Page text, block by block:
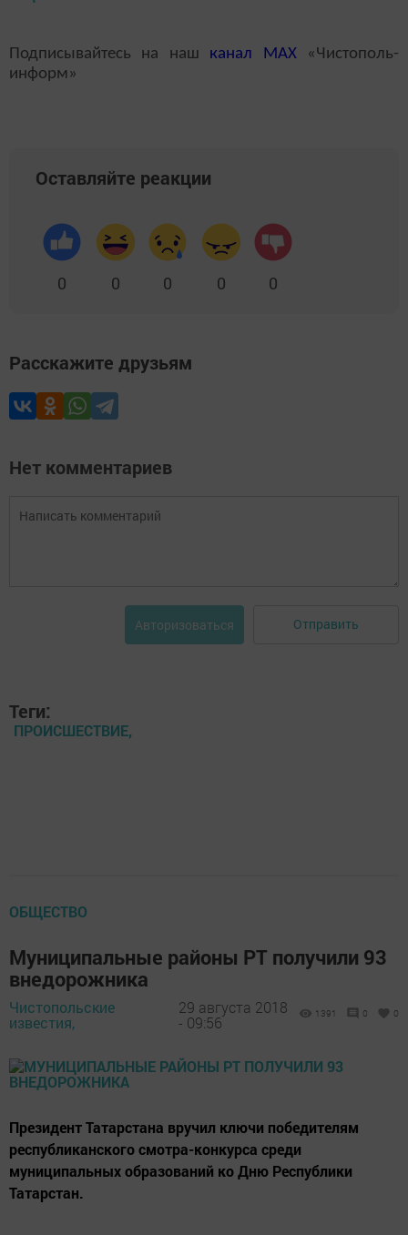
Подписывайтесь на наш канал MAX«Чистополь-
информ»
Оставляйте реакции
0 0 0 0 0
Расскажите друзьям
Нет комментариев
Авторизоваться Отправить
Теги:
ПРОИСШЕСТВИЕ,
ОБЩЕСТВО
Муниципальные районы РТ получили 93
внедорожника
Чистопольские
известия,
29 августа 2018
- 09:56
1391 0 0
Президент Татарстана вручил ключи победителям
республиканского смотра-конкурса среди
муниципальных образований ко Дню Республики
Татарстан.